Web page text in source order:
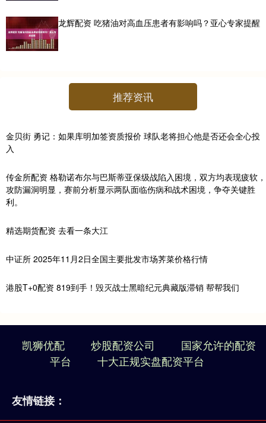
龙辉配资 吃猪油对高血压患者有影响吗？亚心专家提醒
推荐资讯
金贝街 勇记：如果库明加签资质报价 球队老将担心他是否还会全心投
入
传金所配资 格勒诺布尔与巴斯蒂亚保级战陷入困境，双方均表现疲软，
攻防漏洞明显，赛前分析显示两队面临伤病和战术困境，争夺关键胜
利。
精选期货配资 去看一条大江
中证所 2025年11月2日全国主要批发市场荠菜价格行情
港股T+0配资 819到手！毁灭战士黑暗纪元典藏版滞销 帮帮我们
凯狮优配 炒股配资公司
国家允许的配资
平台
十大正规实盘配资平台
友情链接：